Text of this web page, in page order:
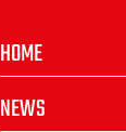
HOME
NEWS